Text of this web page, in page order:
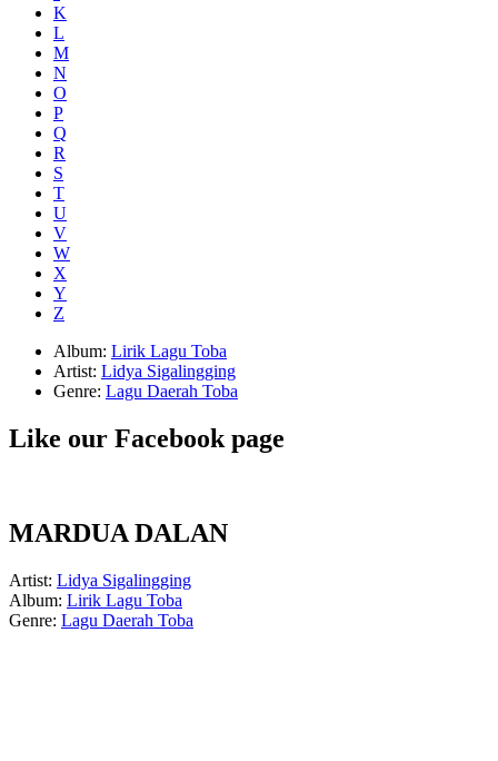
K
L
M
N
O
P
Q
R
S
T
U
V
W
X
Y
Z
Album: Lirik Lagu Toba
Artist: Lidya Sigalingging
Genre: Lagu Daerah Toba
Like our Facebook page
MARDUA DALAN
Artist: Lidya Sigalingging
Album: Lirik Lagu Toba
Genre: Lagu Daerah Toba